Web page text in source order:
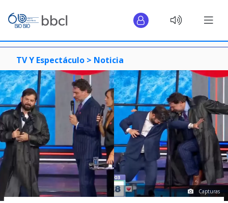
TV Y Espectáculo > Noticia
Capturas